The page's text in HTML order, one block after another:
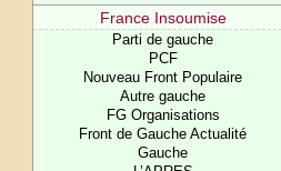
France Insoumise
Parti de gauche
PCF
Nouveau Front Populaire
Autre gauche
FG Organisations
Front de Gauche Actualité
Gauche